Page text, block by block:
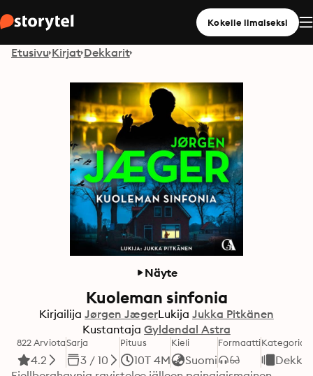
Kokeile ilmaiseksi
Etusivu Kirjat Dekkarit
Näyte
Kuoleman sinfonia
Kirjailija Jørgen JægerLukija Jukka Pitkänen
Kustantaja Gyldendal Astra
822 Arviota
4.2
Sarja
3 / 10
Pituus
10T 4M
Kieli
Suomi
FormaattiKategoria